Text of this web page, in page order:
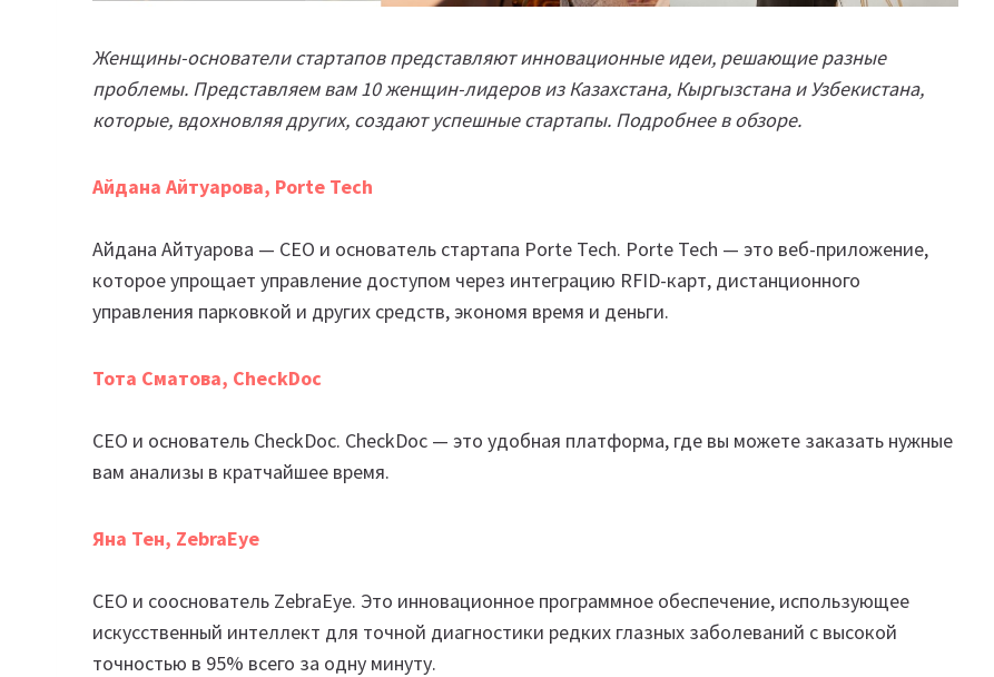
Женщины-основатели стартапов представляют инновационные идеи, решающие разные
проблемы. Представляем вам 10 женщин-лидеров из Казахстана, Кыргызстана и Узбекистана,
которые, вдохновляя других, создают успешные стартапы. Подробнее в обзоре.
Айдана Айтуарова, Porte Tech
Айдана Айтуарова — СЕО и основатель стартапа Porte Tech. Porte Tech — это веб-приложение,
которое упрощает управление доступом через интеграцию RFID-карт, дистанционного
управления парковкой и других средств, экономя время и деньги.
Тота Сматова, CheckDoc
СЕО и основатель CheckDoc. CheckDoc — это удобная платформа, где вы можете заказать нужные
вам анализы в кратчайшее время.
Яна Тен, ZebraEye
CEO и сооснователь ZebraEye. Это инновационное программное обеспечение, использующее
искусственный интеллект для точной диагностики редких глазных заболеваний с высокой
точностью в 95% всего за одну минуту.